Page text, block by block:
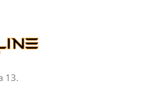
13.